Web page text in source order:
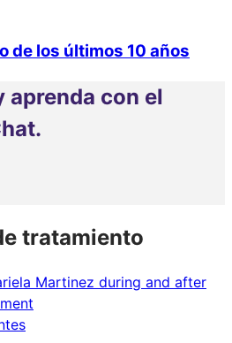
de los últimos 10 años
aprenda con el
tratamiento